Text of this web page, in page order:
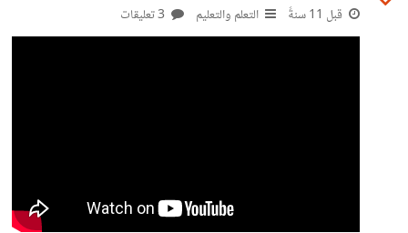
قبل 11 سنةً التعلم والتعليم